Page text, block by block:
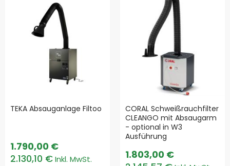
TEKA Absauganlage Filtoo
2.130,10 €
1.790,00 €
CORAL Schweißrauchfilter
CLEANGO mit Absaugarm
- optional in W3
Ausführung
1.803,00 €